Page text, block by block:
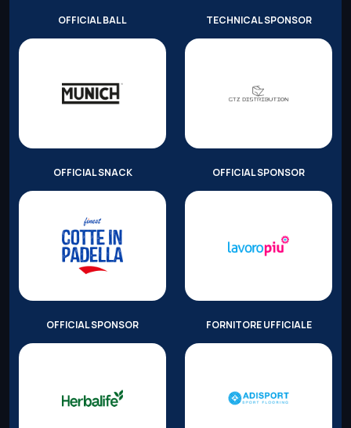
OFFICIAL BALL TECHNICAL SPONSOR
OFFICIAL SNACK OFFICIAL SPONSOR
OFFICIAL SPONSOR FORNITORE UFFICIALE